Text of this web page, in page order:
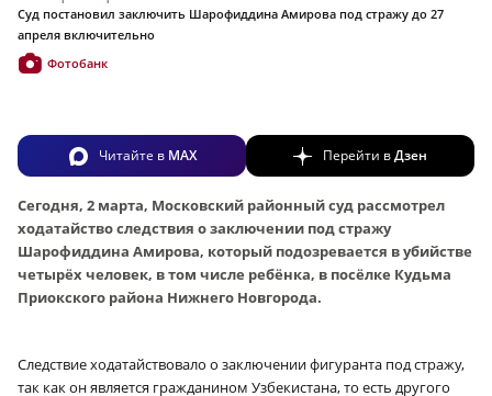
Суд постановил заключить Шарофиддина Амирова под стражу до 27
апреля включительно
Фотобанк
Читайте в MAX Перейти вДзен
Сегодня, 2 марта, Московский районный суд рассмотрел
ходатайство следствия о заключении под стражу
Шарофиддина Амирова, который подозревается в убийстве
четырёх человек, в том числе ребёнка, в посёлке Кудьма
Приокского района Нижнего Новгорода.
Следствие ходатайствовало о заключении фигуранта под стражу,
так как он является гражданином Узбекистана, то есть другого